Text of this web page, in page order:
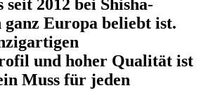
seit 2012 bei Shisha-
Europa beliebt ist.
und hoher Qualität ist
Muss für jeden